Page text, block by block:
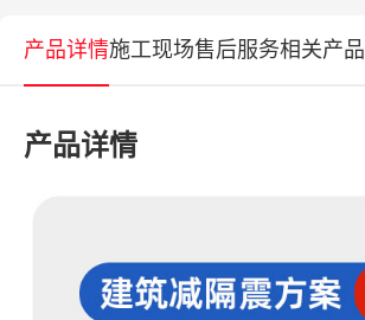
产品详情施工现场售后服务相关产品
产品详情